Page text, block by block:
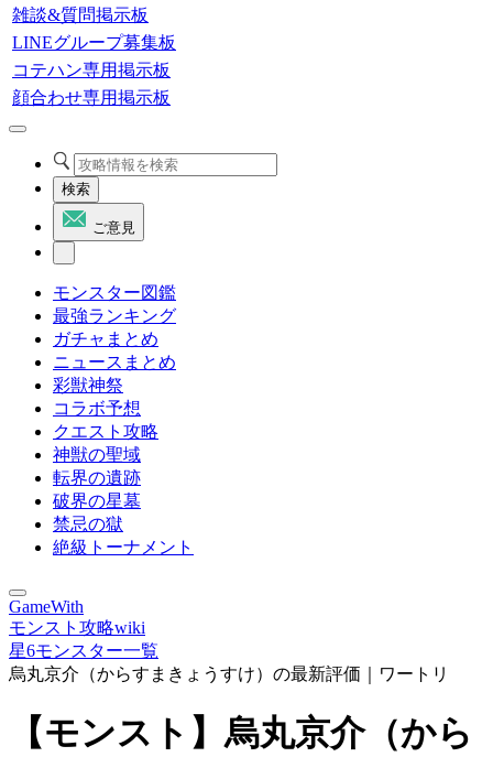
雑談&質問掲示板
LINEグループ募集板
コテハン専用掲示板
顔合わせ専用掲示板
検索
ご意見
モンスター図鑑
最強ランキング
ガチャまとめ
ニュースまとめ
彩獣神祭
コラボ予想
クエスト攻略
神獣の聖域
転界の遺跡
破界の星墓
禁忌の獄
絶級トーナメント
GameWith
モンスト攻略wiki
星6モンスター一覧
烏丸京介（からすまきょうすけ）の最新評価｜ワートリ
【モンスト】烏丸京介（から